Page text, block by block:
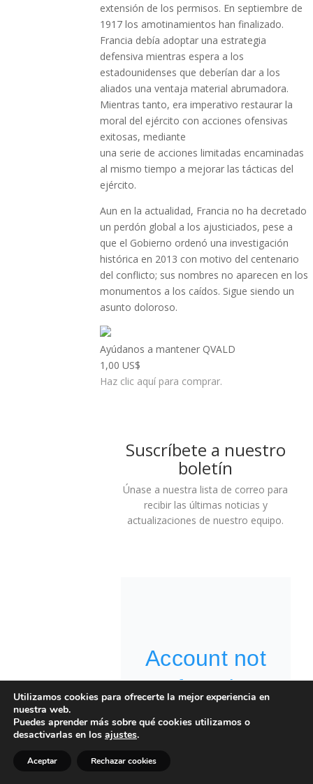
extensión de los permisos. En septiembre de
1917 los amotinamientos han finalizado.
Francia debía adoptar una estrategia
defensiva mientras espera a los
estadounidenses que deberían dar a los
aliados una ventaja material abrumadora.
Mientras tanto, era imperativo restaurar la
moral del ejército con acciones ofensivas
exitosas, mediante
una serie de acciones limitadas encaminadas
al mismo tiempo a mejorar las tácticas del
ejército.
Aun en la actualidad, Francia no ha decretado
un perdón global a los ajusticiados, pese a
que el Gobierno ordenó una investigación
histórica en 2013 con motivo del centenario
del conflicto; sus nombres no aparecen en los
monumentos a los caídos. Sigue siendo un
asunto doloroso.
Ayúdanos a mantener QVALD
1,00 US$
Haz clic aquí para comprar.
Suscríbete a nuestro
boletín
Únase a nuestra lista de correo para
recibir las últimas noticias y
actualizaciones de nuestro equipo.
Utilizamos cookies para ofrecerte la mejor experiencia en
nuestra web.
Puedes aprender más sobre qué cookies utilizamos o
desactivarlas en los ajustes.
Aceptar Rechazar cookies